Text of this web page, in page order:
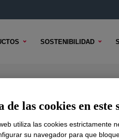
SOSTENIBILIDAD
de las cookies en este
utiliza las cookies estrictamente
su navegador para que